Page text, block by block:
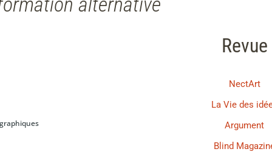
Revue
NectArt
La Vie des
Argument
Blind